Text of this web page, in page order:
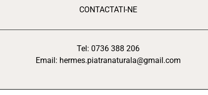
CONTACTATI-NE
Tel: 0736 388 206
Email: hermes.piatranaturala@gmail.com